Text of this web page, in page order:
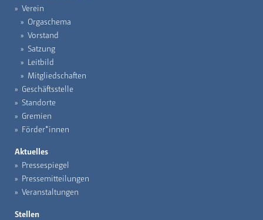
Verein
Orgaschema
Vorstand
Satzung
Leitbild
Mitgliedschaften
Geschäftsstelle
Standorte
Gremien
Förder*innen
Aktuelles
Pressespiegel
Pressemitteilungen
Veranstaltungen
Stellen